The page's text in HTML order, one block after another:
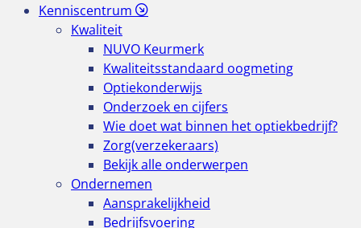
Kenniscentrum
Kwaliteit
NUVO Keurmerk
Kwaliteitsstandaard oogmeting
Optiekonderwijs
Onderzoek en cijfers
Wie doet wat binnen het optiekbedrijf?
Zorg(verzekeraars)
Bekijk alle onderwerpen
Ondernemen
Aansprakelijkheid
Bedrijfsvoering